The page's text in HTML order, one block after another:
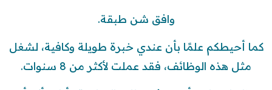
وافق شن طبقة.
كما أحيطكم علمًا بأن عندي خبرة طويلة وكافية، لشغل
مثل هذه الوظائف، فقد عملت لأكثر من 8 سنوات.